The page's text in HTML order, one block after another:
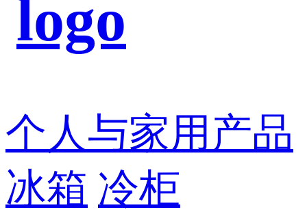
个人与家用产品
冰箱 冷柜